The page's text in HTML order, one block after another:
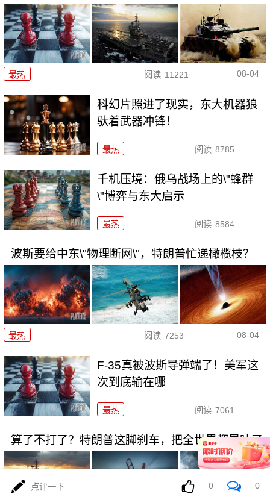
最热 阅读 11221 08-04
科幻片照进了现实，东大机器狼
驮着武器冲锋！
最热 阅读 8785
千机压境：俄乌战场上的\"蜂群
\"博弈与东大启示
最热 阅读 8584
波斯要给中东\"物理断网\"，特朗普忙递橄榄枝？
最热 阅读 7253 08-04
F-35真被波斯导弹端了！美军这
次到底输在哪
最热 阅读 7061
算了不打了？特朗普这脚刹车，把全世界都晃吐了
点评一下 0 0